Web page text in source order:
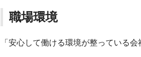
職場環境
「安心して働ける環境が整っている会